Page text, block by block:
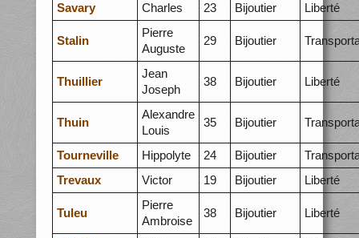
Savary Charles 23 Bijoutier Liberté
Stalin
Pierre
Auguste
29 Bijoutier
Thuillier
Jean
Joseph
38 Bijoutier Liberté
Thuin
Alexandre
Louis
35 Bijoutier
Tourneville Hippolyte 24 Bijoutier
Trevaux
Victor 19 Bijoutier Liberté
Tuleu
Pierre
Ambroise
38 Bijoutier Liberté